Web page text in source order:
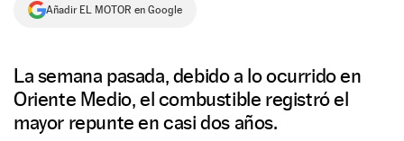
Añadir EL MOTOR en Google
La semana pasada, debido a lo ocurrido en
Oriente Medio, el combustible registró el
mayor repunte en casi dos años.